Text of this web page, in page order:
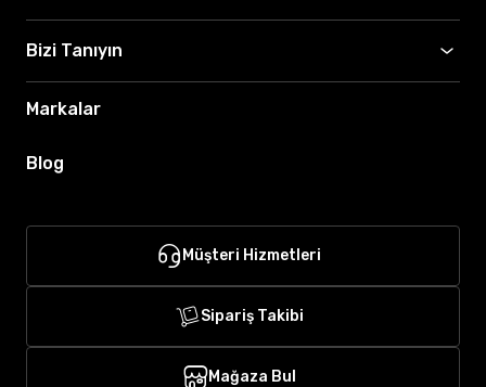
Bizi Tanıyın
Markalar
Blog
Müşteri Hizmetleri
Sipariş Takibi
Mağaza Bul